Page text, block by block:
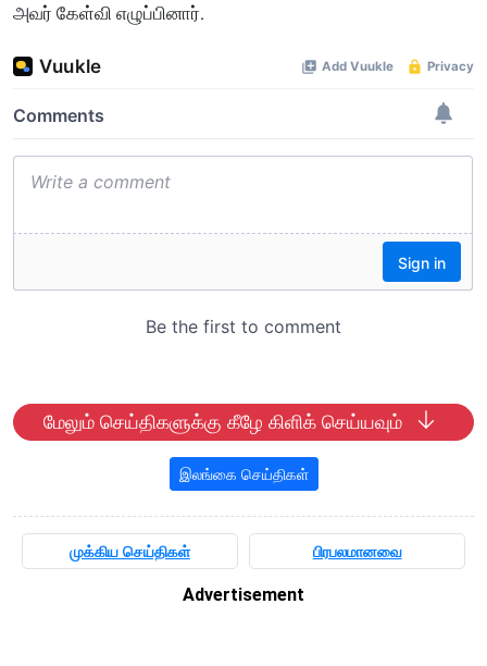
அவர் கேள்வி எழுப்பினார்.
மேலும் செய்திகளுக்கு கீழே கிளிக் செய்யவும்
இலங்கை செய்திகள்
முக்கிய செய்திகள் பிரபலமானவை
Advertisement